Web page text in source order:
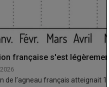
française s'est
de l’agneau français atteignait